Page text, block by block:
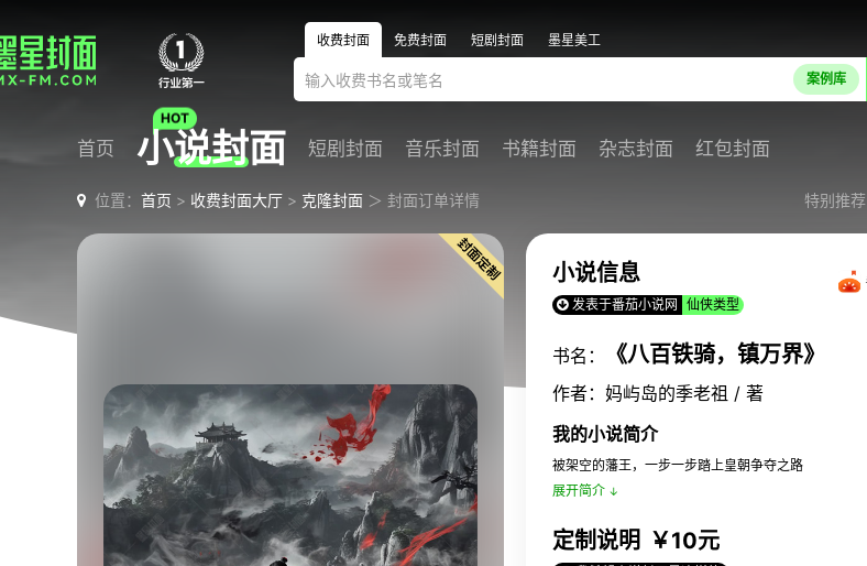
收费封面 免费封面 短剧封面 墨星美工
案例库
首页 小说封面 短剧封面 音乐封面 书籍封面 杂志封面 红包封面
位置： 首页 > 收费封面大厅 > 克隆封面 ＞ 封面订单详情 特别推荐
小说信息
发表于番茄小说网 仙侠类型
书名： 《八百铁骑，镇万界》
作者：妈屿岛的季老祖 / 著
我的小说简介
被架空的藩王，一步一步踏上皇朝争夺之路
展开简介
定制说明 ￥10元